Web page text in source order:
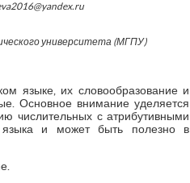
университета (МГПУ)
языке, их словообразование и
Основное внимание уделяется
числительных с атрибутивными
языка и может быть полезно в